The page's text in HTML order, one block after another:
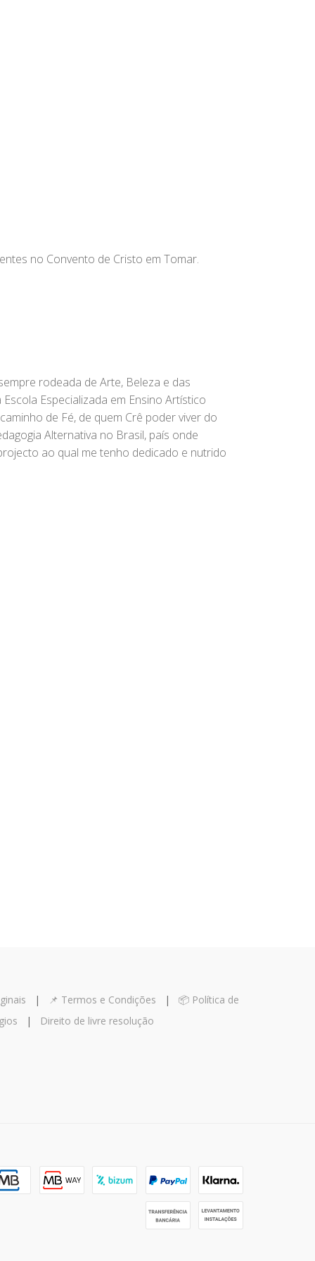
no Convento de Cristo em Tomar.
rodeada de Arte, Beleza e das
Especializada em Ensino Artístico
de Fé, de quem Crê poder viver do
Alternativa no Brasil, país onde
ao qual me tenho dedicado e nutrido
| 📌 Termos e Condições | 📦 Política de
| Direito de livre resolução